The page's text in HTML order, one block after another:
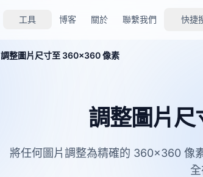
工具 博客 關於 聯繫我們 快捷
調整圖片尺寸至 360×360 像素
調整圖片
將任何圖片調整為精確的 360×360 像